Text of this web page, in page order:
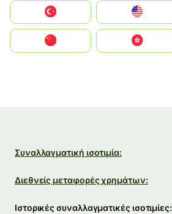
United States
中國香港特別行政區
Συναλλαγματική ισοτιμία:
Διεθνείς μεταφορές χρημάτων:
Ιστορικές συναλλαγματικές ισοτιμίες: